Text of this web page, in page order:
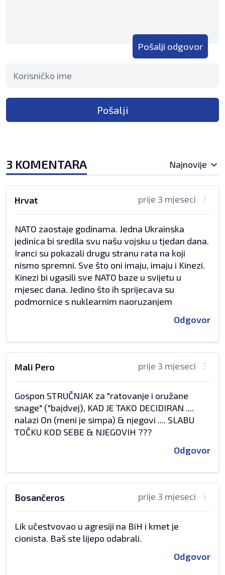
Pošalji odgovor
Pošalji
3 KOMENTARA Najnovije
prije 3 mjeseci
Hrvat
NATO zaostaje godinama. Jedna Ukrainska
jedinica bi sredila svu našu vojsku u tjedan dana.
Iranci su pokazali drugu stranu rata na koji
nismo spremni. Sve što oni imaju, imaju i Kinezi.
Kinezi bi ugasili sve NATO baze u svijetu u
mjesec dana. Jedino što ih sprijecava su
podmornice s nuklearnim naoruzanjem
Odgovor
prije 3 mjeseci
Mali Pero
Gospon STRUČNJAK za "ratovanje i oružane
snage" ("bajdvej), KAD JE TAKO DECIDIRAN ....
nalazi On (meni je simpa) & njegovi .... SLABU
TOČKU KOD SEBE & NJEGOVIH ???
Odgovor
prije 3 mjeseci
Bosančeros
Lik učestvovao u agresiji na BiH i kmet je
cionista. Baš ste lijepo odabrali.
Odgovor